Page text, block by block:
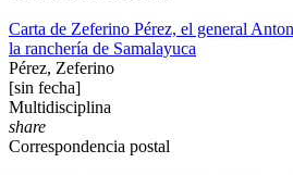
Carta de Zeferino Pérez, el general
la ranchería de Samalayuca
Pérez, Zeferino
[sin fecha]
Multidisciplina
share
Correspondencia postal